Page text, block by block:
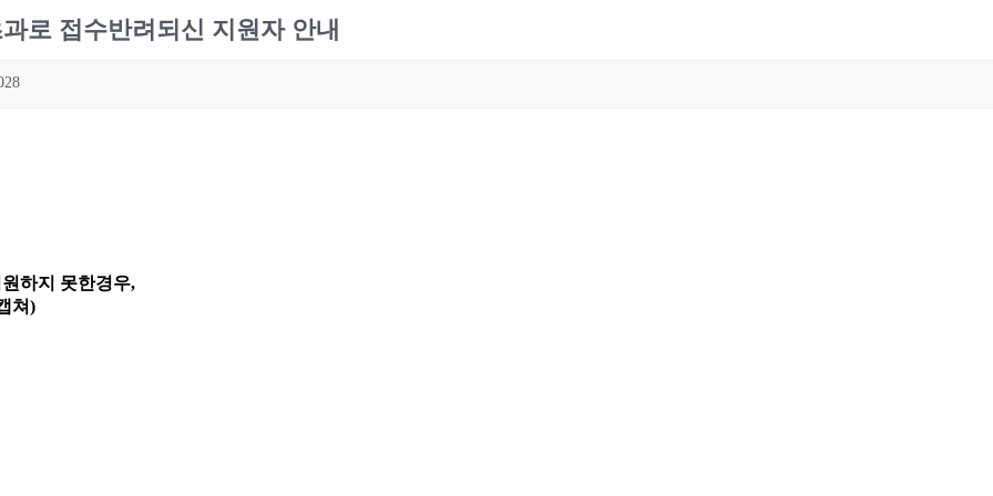
로 접수반려되신 지원자 안내
하지 못한경우,
쳐)